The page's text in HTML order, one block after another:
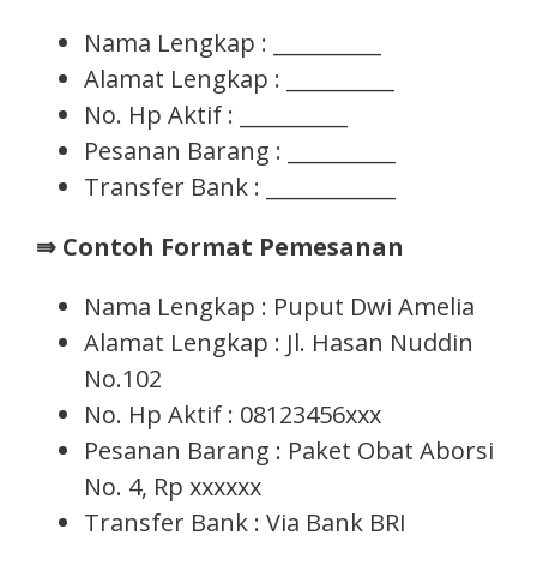
Nama Lengkap : __________
Alamat Lengkap : __________
No. Hp Aktif : __________
Pesanan Barang : __________
Transfer Bank : ____________
⇛ Contoh Format Pemesanan
Nama Lengkap : Puput Dwi Amelia
Alamat Lengkap : Jl. Hasan Nuddin
No.102
No. Hp Aktif : 08123456xxx
Pesanan Barang : Paket Obat Aborsi
No. 4, Rp xxxxxx
Transfer Bank : Via Bank BRI